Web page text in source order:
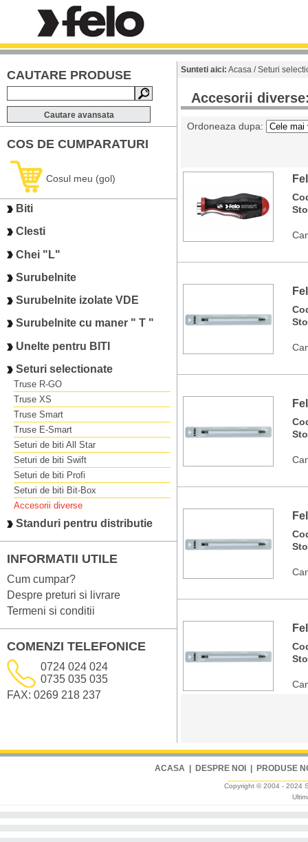
CAUTARE PRODUSE
Cautare avansata
COS DE CUMPARATURI
Cosul meu (gol)
Biti
Clesti
Chei "L"
Surubelnite
Surubelnite izolate VDE
Surubelnite cu maner " T "
Unelte pentru BITI
Seturi selectionate
Truse R-GO
Truse XS
Truse Smart
Truse E-Smart
Seturi de biti All Star
Seturi de biti Swift
Seturi de biti Profi
Seturi de biti Bit-Box
Accesorii diverse
Standuri pentru distributie
INFORMATII UTILE
Cum cumpar?
Despre preturi si livrare
Termeni si conditii
COMENZI TELEFONICE
0724 024 024
0735 035 035
FAX: 0269 218 237
Sunteti aici: Acasa /Seturi
Accesorii
Ordoneaza dupa:
ACASA| DESPRE NOI PRODUSE
Copyright © 2004 - 2024